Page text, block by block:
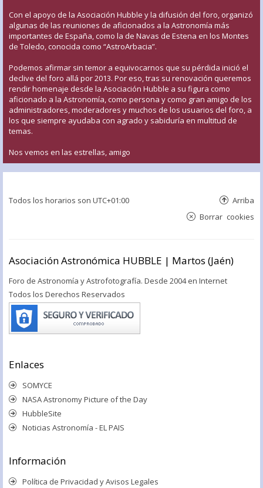
Con el apoyo de la Asociación Hubble y la difusión del foro, organizó
algunas de las reuniones de aficionados a la Astronomía más
importantes de España, como la de Navas de Estena en los Montes
de Toledo, conocida como “AstroArbacia”.
Podemos afirmar sin temor a equivocarnos que su pérdida inició el
declive del foro allá por 2013. Por eso, tras su renovación queremos
rendir homenaje desde la Asociación Hubble a su figura como
aficionado a la Astronomía, como persona y como gran amigo de los
administradores, moderadores y muchos de los usuarios del foro, a
los que siempre ayudaba con agrado y sabiduría en multitud de
temas.
Nos vemos en las estrellas, amigo
Todos los horarios son UTC+01:00 Arriba
Borrar cookies
Asociación Astronómica HUBBLE | Martos (Jaén)
Foro de Astronomía y Astrofotografía. Desde 2004 en Internet
Todos los Derechos Reservados
Enlaces
SOMYCE
NASA Astronomy Picture of the Day
HubbleSite
Noticias Astronomía - EL PAIS
Información
Política de Privacidad y Avisos Legales